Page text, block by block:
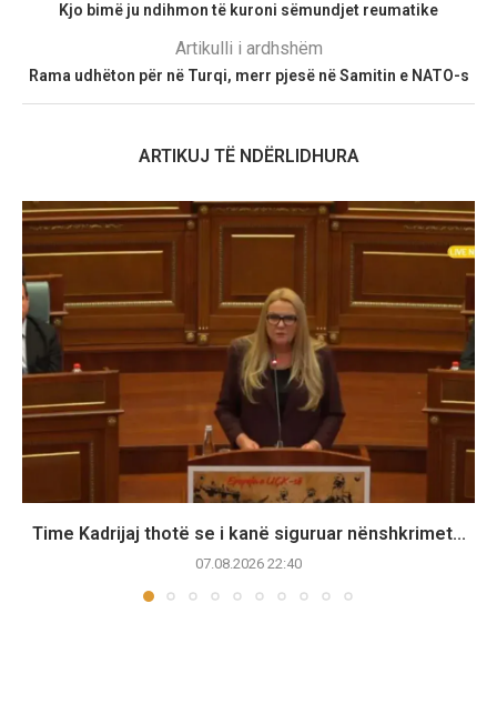
Kjo bimë ju ndihmon të kuroni sëmundjet reumatike
Artikulli i ardhshëm
Rama udhëton për në Turqi, merr pjesë në Samitin e NATO-s
ARTIKUJ TË NDËRLIDHURA
Time Kadrijaj thotë se i kanë siguruar nënshkrimet...
07.08.2026 22:40